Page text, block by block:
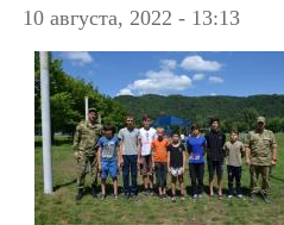
10 августа, 2022 - 13:13